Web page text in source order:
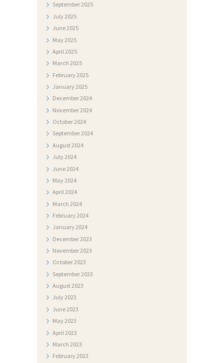
September2025
July2025
June2025
May2025
April 2025
March 2025
February2025
January2025
December2024
November2024
October2024
September2024
August2024
July2024
June2024
May2024
April2024
March 2024
February2024
January2024
December2023
November2023
October2023
September2023
August2023
July2023
June2023
May2023
April 2023
March 2023
February2023